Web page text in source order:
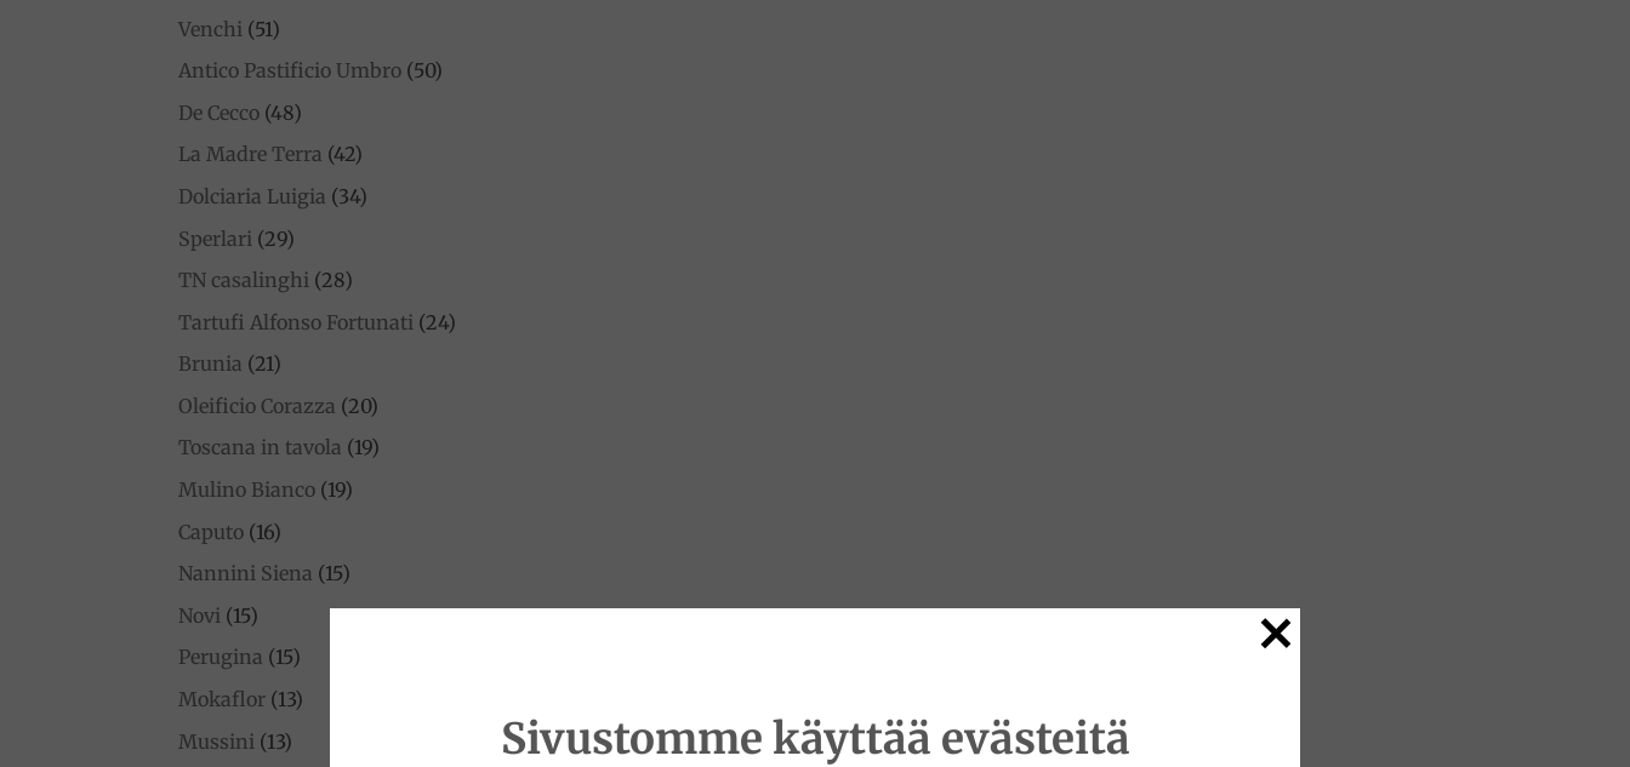
Venchi (51)
Antico Pastificio Umbro (50)
De Cecco (48)
La Madre Terra (42)
Dolciaria Luigia (34)
Sperlari (29)
TN casalinghi (28)
Tartufi Alfonso Fortunati (24)
Brunia (21)
Oleificio Corazza (20)
Toscana in tavola (19)
Mulino Bianco (19)
Caputo (16)
Nannini Siena (15)
Novi (15)
Perugina (15)
Mokaflor (13)
Mussini (13)
Sivustomme käyttää evästeitä